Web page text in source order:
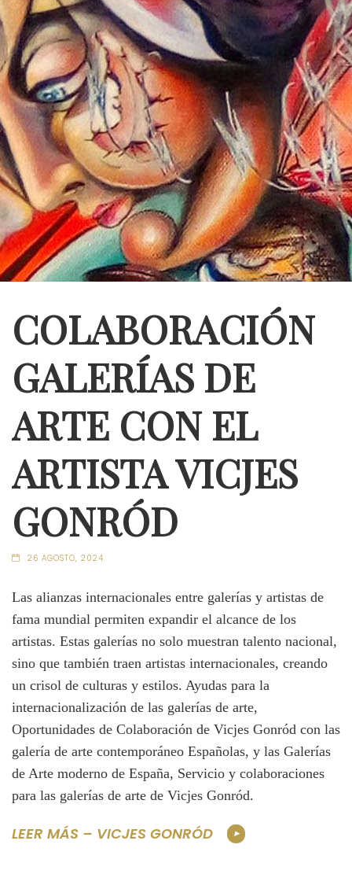
COLABORACIÓN
GALERÍAS DE
ARTE CON EL
ARTISTA VICJES
GONRÓD
26 AGOSTO, 2024
Las alianzas internacionales entre galerías y artistas de
fama mundial permiten expandir el alcance de los
artistas. Estas galerías no solo muestran talento nacional,
sino que también traen artistas internacionales, creando
un crisol de culturas y estilos. Ayudas para la
internacionalización de las galerías de arte,
Oportunidades de Colaboración de Vicjes Gonród con las
galería de arte contemporáneo Españolas, y las Galerías
de Arte moderno de España, Servicio y colaboraciones
para las galerías de arte de Vicjes Gonród.
LEER MÁS – VICJES GONRÓD